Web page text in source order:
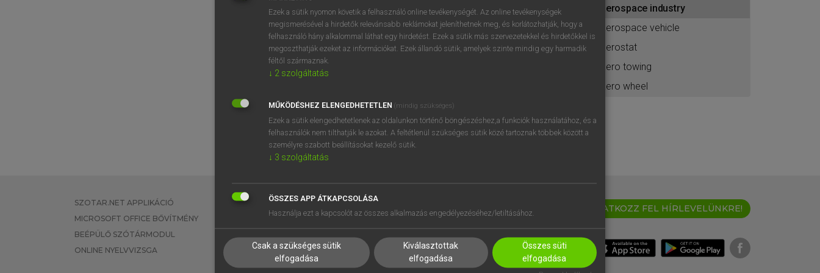
BELÉPÉS
próbaverziójának elindításához
regisztrálok ésbelépek.
REGISZTRÁCIÓ
aerospace industry
aerospace vehicle
aerostat
aero towing
aero wheel
SZOTAR.NET APPLIKÁCIÓ
MICROSOFT OFFICE BŐVÍTMÉNY
BEÉPÜLŐ SZÓTÁRMODUL
ONLINE NYELVVIZSGA
EGYÉNI FELHASZNÁLÓKNAK
TANULÓKNAK
VÁLLALATI MEGOLDÁSOK
SÚGÓ
RÓLUNK
SÜTI BEÁLLÍTÁSOK
IRATKOZZ FEL HÍRLEVELÜNKRE!
Ezek a sütik nyomon követik a felhasználó online tevékenységét. Az online tevékenységek
megismerésével a hirdetők relevánsabb reklámokat jeleníthetnek meg, és korlátozhatják, hogy a
felhasználó hány alkalommal láthat egy hirdetést. Ezek a sütik más szervezetekkel és hirdetőkkel is
megoszthatják ezeket az információkat. Ezek állandó sütik, amelyek szinte mindig egy harmadik
féltől származnak.
↓ 2 szolgáltatás
MŰKÖDÉSHEZ ELENGEDHETETLEN (mindig szükséges)
Ezek a sütik elengedhetetlenek az oldalunkon történő böngészéshez,a funkciók használatához, és a
felhasználók nem tilthatják le azokat. A feltétlenül szükséges sütik közé tartoznak többek között a
személyre szabott beállításokat kezelő sütik.
↓ 3 szolgáltatás
ÖSSZES APP ÁTKAPCSOLÁSA
Használja ezt a kapcsolót az összes alkalmazás engedélyezéséhez/letiltásához.
Csak a szükséges sütik
elfogadása
Kiválasztottak
elfogadása
Összes süti
elfogadása